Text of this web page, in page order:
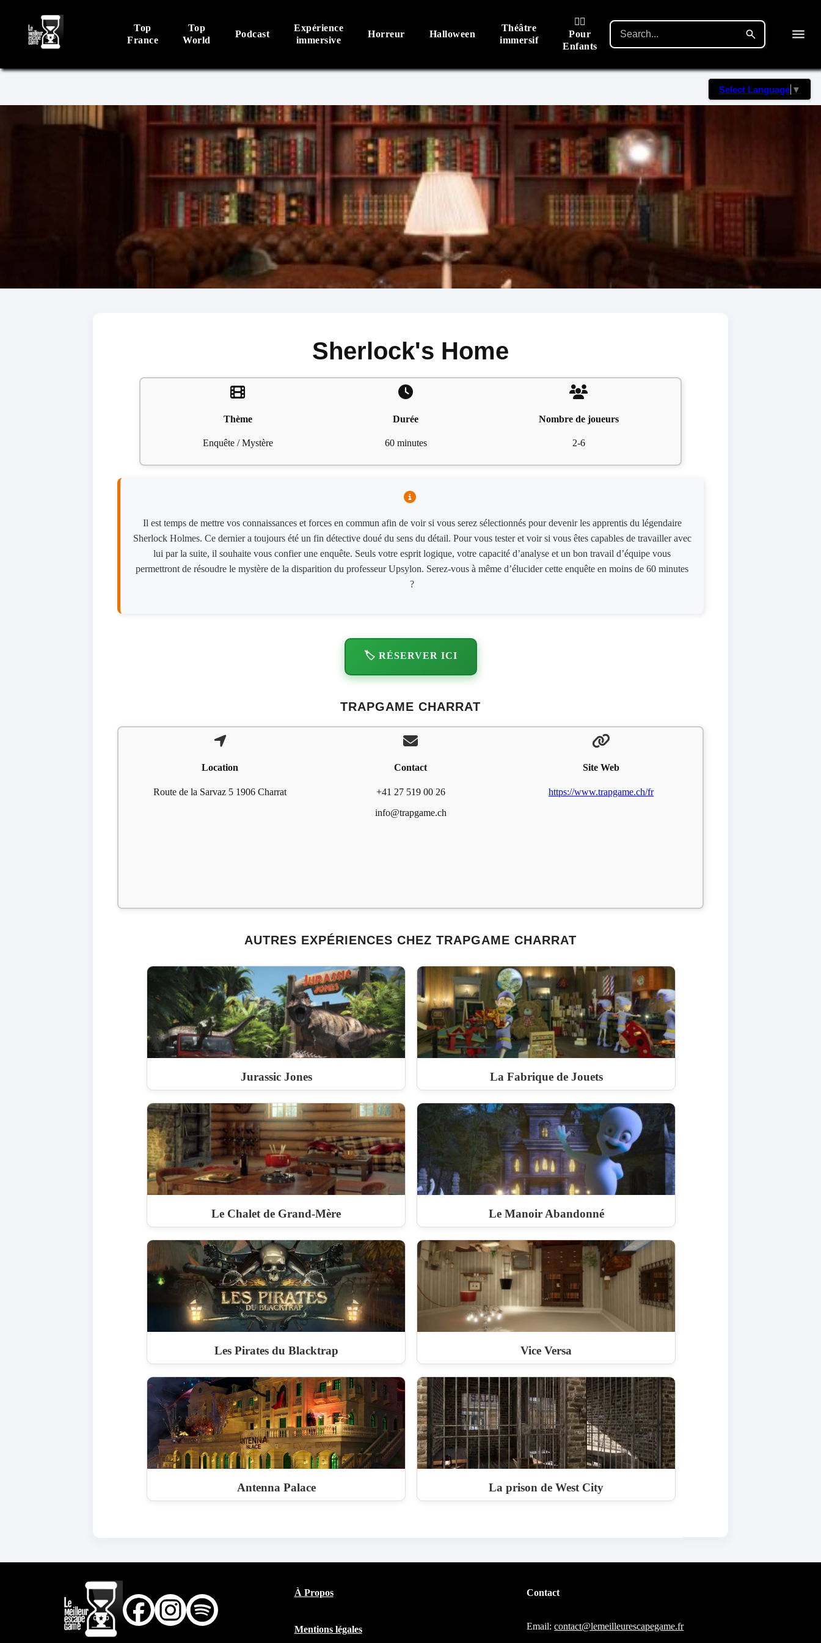
Top
France
Top
World
Podcast
Expérience
immersive
Horreur Halloween
Théâtre
immersif
🙋‍♂️
Pour
Enfants
Select Language ▼
Sherlock's Home
Thème
Enquête / Mystère
Durée
60 minutes
Nombre de joueurs
2-6
Il est temps de mettre vos connaissances et forces en commun afin de voir si vous serez sélectionnés pour devenir les apprentis du légendaire
Sherlock Holmes. Ce dernier a toujours été un fin détective doué du sens du détail. Pour vous tester et voir si vous êtes capables de travailler avec
lui par la suite, il souhaite vous confier une enquête. Seuls votre esprit logique, votre capacité d’analyse et un bon travail d’équipe vous
permettront de résoudre le mystère de la disparition du professeur Upsylon. Serez-vous à même d’élucider cette enquête en moins de 60 minutes
?
🏷️ RÉSERVER ICI
TRAPGAME CHARRAT
Location
Route de la Sarvaz 5 1906 Charrat
Contact
+41 27 519 00 26
info@trapgame.ch
Site Web
https://www.trapgame.ch/fr
AUTRES EXPÉRIENCES CHEZ TRAPGAME CHARRAT
Jurassic Jones La Fabrique de Jouets
Le Chalet de Grand-Mère Le Manoir Abandonné
Les Pirates du Blacktrap Vice Versa
Antenna Palace La prison de West City
À Propos
Mentions légales
Contact
Email:contact@lemeilleurescapegame.fr